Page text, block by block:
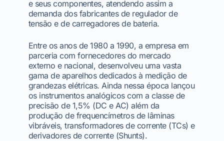
e seus componentes, atendendo assim a
demanda dos fabricantes de regulador de
tensão e de carregadores de bateria.
Entre os anos de 1980 a 1990, a empresa em
parceria com fornecedores do mercado
externo e nacional, desenvolveu uma vasta
gama de aparelhos dedicados à medição de
grandezas elétricas. Ainda nessa época lançou
os instrumentos analógicos com a classe de
precisão de 1,5% (DC e AC) além da
produção de frequencímetros de lâminas
vibráveis, transformadores de corrente (TCs) e
derivadores de corrente (Shunts).